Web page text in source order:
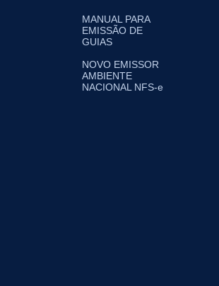
MANUAL PARA
EMISSÃO DE
GUIAS
NOVO EMISSOR
AMBIENTE
NACIONAL NFS-e